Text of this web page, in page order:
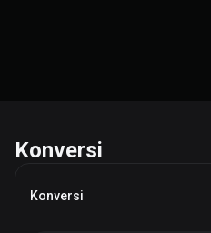
Konversi
Konversi